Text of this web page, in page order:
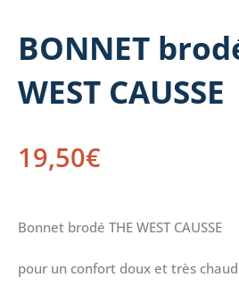
BONNET
WEST CAUSSE
19,50€
Bonnet brodé THE WEST CAUSSE
pour un confort doux et très chaud